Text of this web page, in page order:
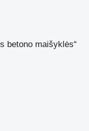
betono maišyklės“